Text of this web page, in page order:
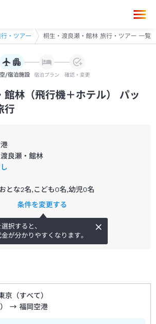
・ツアー 桐生・渡良瀬・館林 旅行・ツアー 一覧
/宿泊施設 宿泊プラン 確認・変更
館林（飛行機＋ホテル） パッ
行
良瀬・館林
とな2名,こども0名,幼児0名
条件を変更する
択すると、
が分かりやすくなります。
京（すべて）
→ 福岡空港